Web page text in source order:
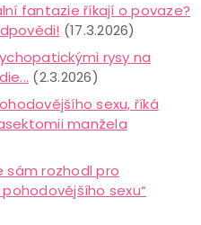
fantazie říkají o povaze?
(17.3.2026)
rysy na
(2.3.2026)
sexu, říká
manžela
sám rozhodl pro
sexu“